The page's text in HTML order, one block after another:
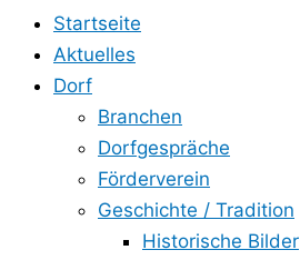
Startseite
Aktuelles
Dorf
Branchen
Dorfgespräche
Förderverein
Geschichte / Tradition
Historische Bilder